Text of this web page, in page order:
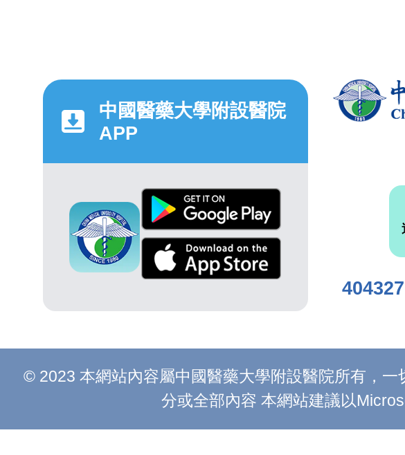
中國醫藥大學附設醫院
APP
© 2023 本網站內容屬中國醫藥大學附設醫院所有，
分或全部內容 本網站建議以